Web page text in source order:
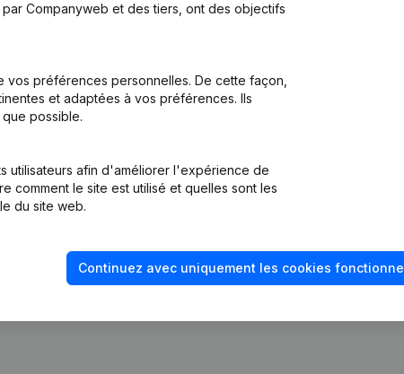
Companyweb et des tiers, ont des objectifs
préférences personnelles. De cette façon,
et adaptées à vos préférences. Ils
possible.
utilisateurs afin d'améliorer l'expérience de
comment le site est utilisé et quelles sont les
du site web.
Continuez avec uniquement les cookies
fraude
Consulter des comptes annuels
Vérification de la solvabilité